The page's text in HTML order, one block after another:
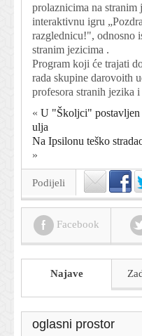
prolaznicima na
interaktivnu igru
razglednicu!", odnosno
stranim jezicima .
Program koji će trajati
rada skupine darovoith
profesora stranih jezika
« U "Školjci" postavljen
ulja
Na Ipsilonu teško
»
Podijeli
Facebook
Najave
oglasni prostor